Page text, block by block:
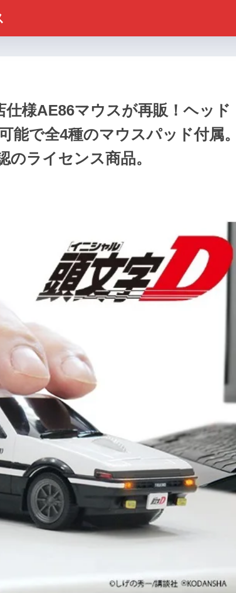
仕様AE86マウスが再販！ヘッド
能で全4種のマウスパッド付属。
のライセンス商品。